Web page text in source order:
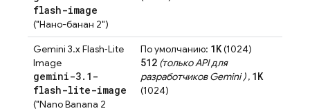
flash-image
("Нано-банан 2")
Gemini 3.x Flash‑Lite
Image
gemini-3. 1-
flash-lite-image
("Nano Banana 2
По умолчанию: 1K(1024)
512 (толькоAPI для
разработчиков Gemini), 1K
(1024)